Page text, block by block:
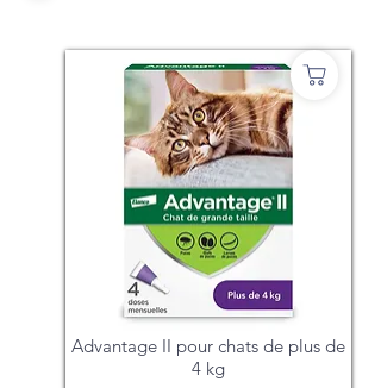
Advantage II pour chats de plus de
4 kg